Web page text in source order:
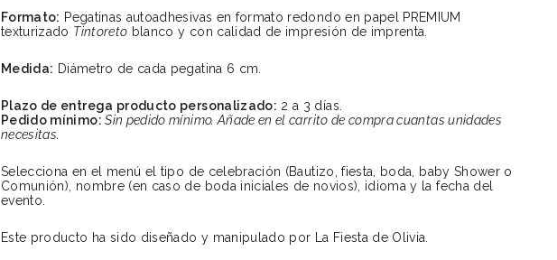
Formato: Pegatinas autoadhesivas en formato redondo en papel PREMIUM
texturizado Tintoreto blanco y con calidad de impresión de imprenta.
Medida: Diámetro de cada pegatina 6 cm.
Plazo de entrega producto personalizado: 2 a 3 días.
Pedido mínimo:Sin pedido mínimo. Añade en el carrito de compra cuantas unidades
necesitas.
Selecciona en el menú el tipo de celebración (Bautizo, fiesta, boda, baby Shower o
Comunión), nombre (en caso de boda iniciales de novios), idioma y la fecha del
evento.
Este producto ha sido diseñado y manipulado por La Fiesta de Olivia.